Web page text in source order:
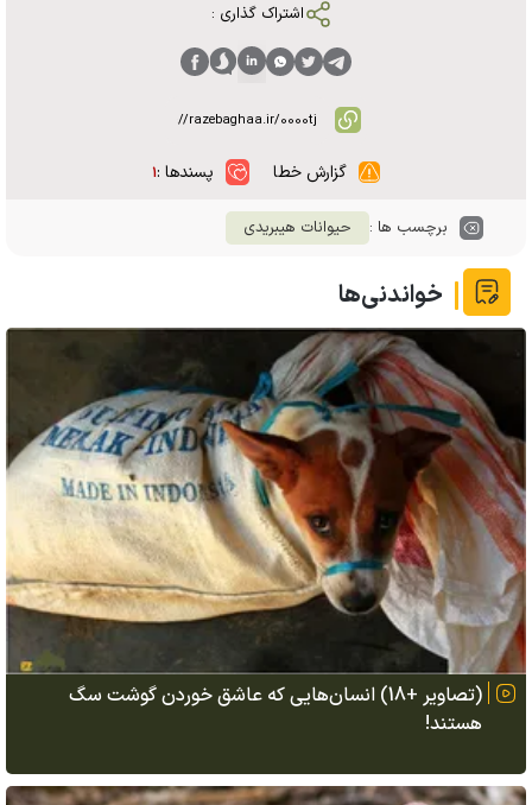
اشتراک گذاری :
گزارش خطا پسندها :۱
برچسب ها : حیوانات هیبریدی
خواندنی‌ها
(تصاویر +18) انسان‌هایی که عاشق خوردن گوشت سگ
هستند!